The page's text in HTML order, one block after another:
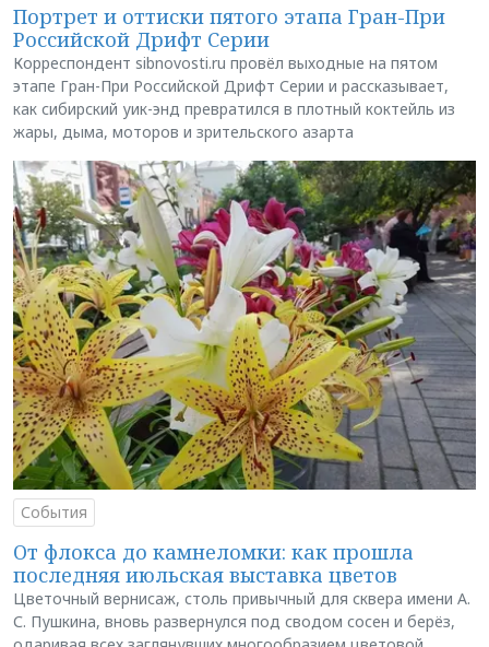
Портрет и оттиски пятого этапа Гран-При
Российской Дрифт Серии
Корреспондент sibnovosti.ru провёл выходные на пятом
этапе Гран-При Российской Дрифт Серии и рассказывает,
как сибирский уик-энд превратился в плотный коктейль из
жары, дыма, моторов и зрительского азарта
События
От флокса до камнеломки: как прошла
последняя июльская выставка цветов
Цветочный вернисаж, столь привычный для сквера имени А.
С. Пушкина, вновь развернулся под сводом сосен и берёз,